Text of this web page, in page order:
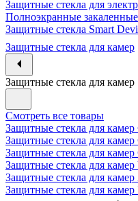
Защитные стекла для
Полноэкранные закаленные
Защитные стекла Smart
Защитные стекла для камер
Защитные стекла для камер
Смотреть все товары
Защитные стекла для камер
Защитные стекла для камер
Защитные стекла для камер
Защитные стекла для
Защитные стекла для
Защитные стекла для